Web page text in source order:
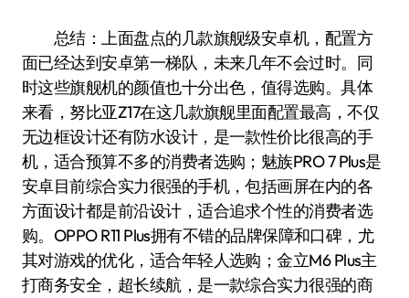
总结：上面盘点的几款旗舰级安卓机，配置方
面已经达到安卓第一梯队，未来几年不会过时。同
时这些旗舰机的颜值也十分出色，值得选购。具体
来看，努比亚Z17在这几款旗舰里面配置最高，不仅
无边框设计还有防水设计，是一款性价比很高的手
机，适合预算不多的消费者选购；魅族PRO 7 Plus是
安卓目前综合实力很强的手机，包括画屏在内的各
方面设计都是前沿设计，适合追求个性的消费者选
购。OPPO R11 Plus拥有不错的品牌保障和口碑，尤
其对游戏的优化，适合年轻人选购；金立M6 Plus主
打商务安全，超长续航，是一款综合实力很强的商